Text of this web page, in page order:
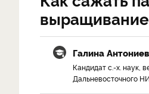
Галина
Кандидат с.-х. наук,
Дальневосточного